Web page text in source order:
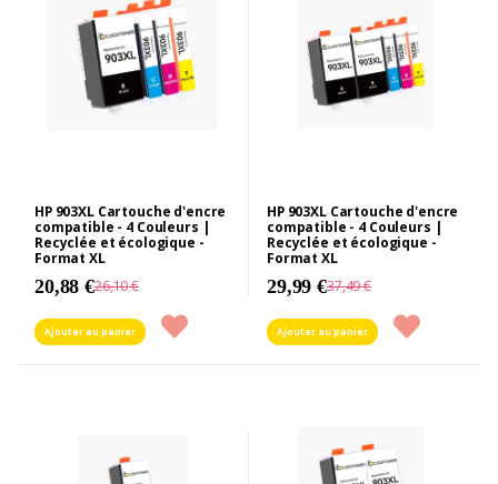
HP 903XL Cartouche d'encre
compatible - 4 Couleurs |
Recyclée et écologique -
Format XL
20,88 €26,10 €
Ajouter au panier
HP 903XL Cartouche d'encre
compatible - 4 Couleurs |
Recyclée et écologique -
Format XL
29,99 €37,49 €
Ajouter au panier